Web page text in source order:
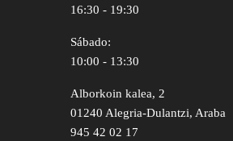
16:30 - 19:30
Sábado:
10:00 - 13:30
Alborkoin kalea, 2
01240 Alegria-Dulantzi, Araba
945 42 02 17